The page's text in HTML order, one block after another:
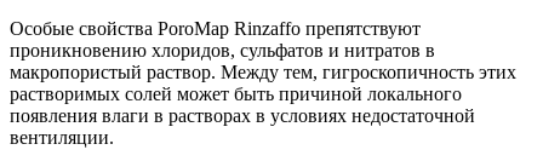
Особые свойства PoroMap Rinzaffo препятствуют
проникновению хлоридов, сульфатов и нитратов в
макропористый раствор. Между тем, гигроскопичность этих
растворимых солей может быть причиной локального
появления влаги в растворах в условиях недостаточной
вентиляции.